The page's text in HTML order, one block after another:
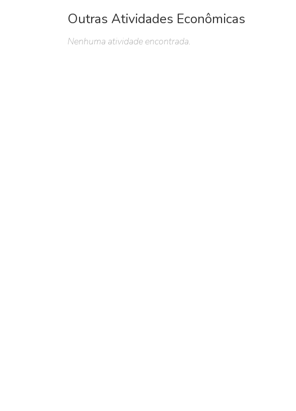
Outras Atividades Econômicas
Nenhuma atividade encontrada.